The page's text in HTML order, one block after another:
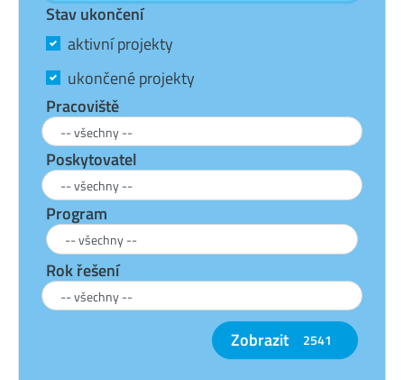
Stav ukončení
aktivní projekty
ukončené projekty
Pracoviště
Poskytovatel
Program
Rok řešení
Zobrazit 2541